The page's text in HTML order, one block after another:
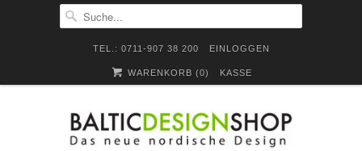
TEL.: 0711-907 38 200 EINLOGGEN
WARENKORB (0) KASSE